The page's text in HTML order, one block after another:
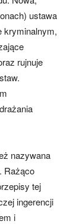
ustawa
kryminalnym,
rujnuje
nazywana
Rażąco
tej
ingerencji
i